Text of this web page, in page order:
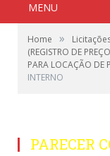
MENU
Home »
(REGISTRO DE
PARA LOCAÇÃO DE
INTERNO
PARECER